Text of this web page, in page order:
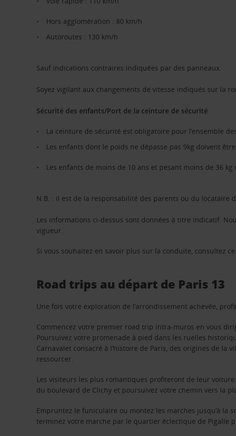
Hors agglomération : 80 km/h
Autoroutes : 130 km/h
Sauf indications contraires indiquées par des panneaux.
Soyez vigilant aux changements de vitesse indiqués sur la
Sécurité des enfants/Port de la ceinture de sécurité
La ceinture de sécurité est obligatoire pour l’ensemble
Les enfants dont le poids ne dépasse pas 9kg doivent
Les enfants de moins de 10 ans et pesant moins de 36
N.B. : il est de la responsabilité des parents ou du locataire
Les informations ci-dessus sont données à titre indicatif.
vigueur.
Si vous souhaitez en savoir plus sur la conduite, consultez ce
Road trips au départ de Paris 13
Une fois votre exploration de l’arrondissement achevée,
Commencez votre premier road trip intra-muros en vous
Poursuivez votre promenade à pied dans les ruelles
Carnavalet consacré à l’histoire de Paris, des origines de la
ressourcer.
Les visiteurs les plus romantiques profiteront de leur
du boulevard de Clichy et poursuivez votre chemin vers la
Empruntez le funiculaire ou montez les marches jusqu’à
terminez votre marche par le quartier éclectique de Pigalle